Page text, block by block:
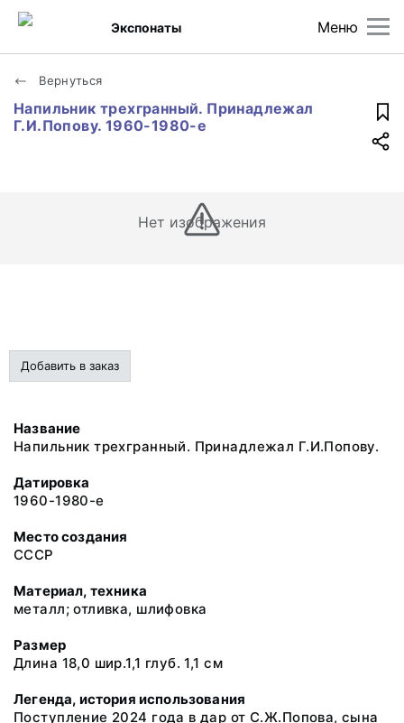
Меню
Экспонаты
Вернуться
Напильник трехгранный. Принадлежал
Г.И.Попову. 1960-1980-е
Нет изображения
Добавить в заказ
Название
Напильник трехгранный. Принадлежал Г.И.Попову.
Датировка
1960-1980-е
Место создания
СССР
Материал, техника
металл; отливка, шлифовка
Размер
Длина 18,0 шир.1,1 глуб. 1,1 см
Легенда, история использования
Поступление 2024 года в дар от С.Ж.Попова, сына